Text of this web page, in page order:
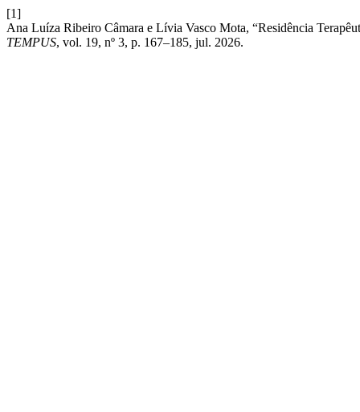
[1]
Ana Luíza Ribeiro Câmara e Lívia Vasco Mota, “Residência
TEMPUS, vol. 19, nº 3, p. 167–185, jul. 2026.